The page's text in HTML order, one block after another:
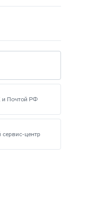
Почтой РФ
сервис-центр